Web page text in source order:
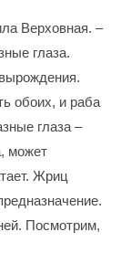
Верховная. –
глаза.
обоих, и раба
глаза –
может
Жриц
Посмотрим,